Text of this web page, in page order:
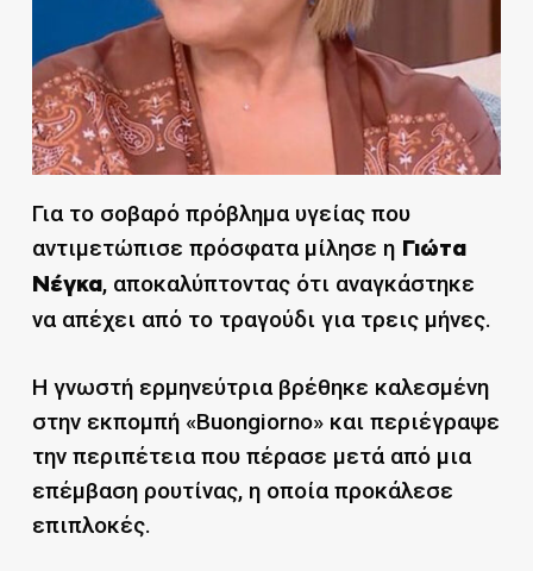
Για το σοβαρό πρόβλημα υγείας που
αντιμετώπισε πρόσφατα μίλησε ηΓιώτα
Νέγκα, αποκαλύπτοντας ότι αναγκάστηκε
να απέχει από το τραγούδι για τρεις μήνες.
Η γνωστή ερμηνεύτρια βρέθηκε καλεσμένη
στην εκπομπή «Buongiorno» και περιέγραψε
την περιπέτεια που πέρασε μετά από μια
επέμβαση ρουτίνας, η οποία προκάλεσε
επιπλοκές.